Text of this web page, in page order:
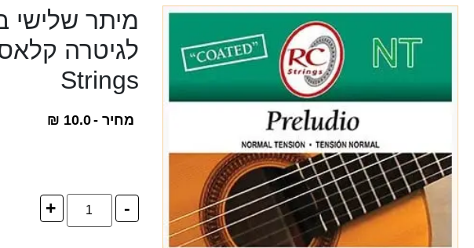
Strings
מחיר - ₪ 10.0
-
+